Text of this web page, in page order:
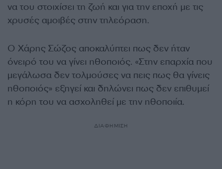
να του στοιχίσει τη ζωή και για την εποχή με τις
χρυσές αμοιβές στην τηλεόραση.
Ο Χάρης Σώζος αποκαλύπτει πως δεν ήταν
όνειρό του να γίνει ηθοποιός. «Στην επαρχία που
μεγάλωσα δεν τολμούσες να πεις πως θα γίνεις
ηθοποιός» εξηγεί και δηλώνει πως δεν επιθυμεί
η κόρη του να ασχοληθεί με την ηθοποιία.
ΔΙΑΦΗΜΙΣΗ